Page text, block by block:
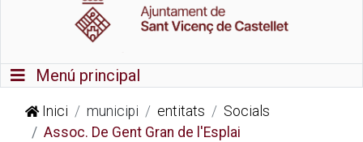
Commutador de navegació
Menú principal
Inici municipi entitats
Socials
Assoc. De Gent Gran de l'Esplai